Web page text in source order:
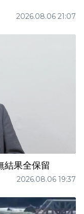
2026.08.06 21:07
結果全保留
2026.08.06 19:37